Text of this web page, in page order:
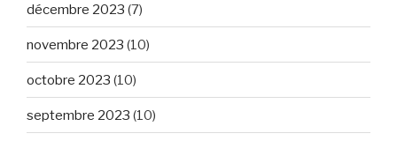
décembre 2023 (7)
novembre 2023 (10)
octobre 2023 (10)
septembre 2023 (10)